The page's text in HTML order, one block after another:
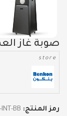
صوبة غاز
store
رمز المنتج: BB